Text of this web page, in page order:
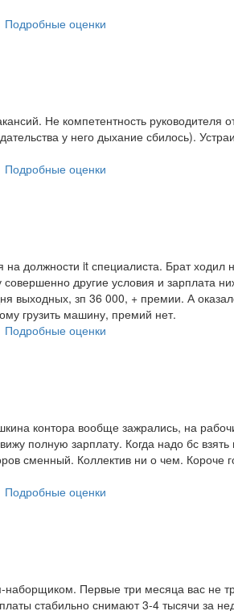
Подробные оценки
Не компетентность руководителя
у него дыхание сбилось).
Подробные оценки
должности it специалиста. Брат ходил
другие условия и зарплата
выходных, зп 36 000, + премии. А
грузить машину, премий нет.
Подробные оценки
контора вообще зажрались, на
полную зарплату. Когда надо бс
сменный. Коллектив ни о чем. Короче
Подробные оценки
Первые три месяца вас не
стабильно снимают 3-4 тысячи за